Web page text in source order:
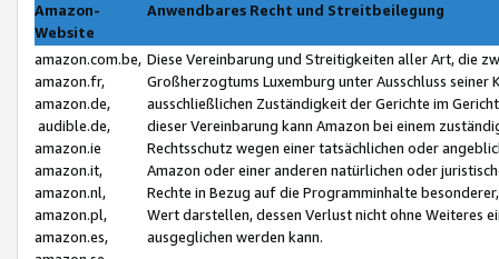
Amazon-
Website
Anwendbares Recht und Streitbeilegung
amazon.com.be,
amazon.fr,
amazon.de,
audible.de,
amazon.ie
amazon.it,
amazon.nl,
amazon.pl,
amazon.es,
Diese Vereinbarung und Streitigkeiten aller Art, die
Großherzogtums Luxemburg unter Ausschluss
ausschließlichen Zuständigkeit der Gerichte im
dieser Vereinbarung kann Amazon bei einem
Rechtsschutz wegen einer tatsächlichen oder
Amazon oder einer anderen natürlichen oder
Rechte in Bezug auf die Programminhalte
Wert darstellen, dessen Verlust nicht ohne Weiteres
ausgeglichen werden kann.